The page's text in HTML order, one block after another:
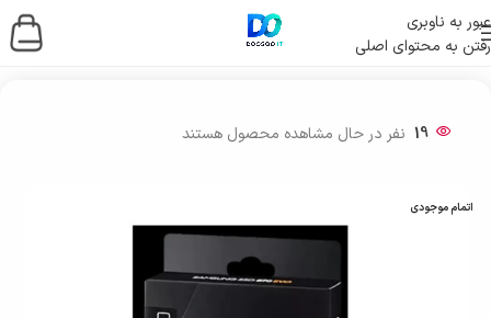
عبور به ناوبری
رفتن به محتوای اصلی
خانه/ ذخیره ساز اطلاعات
19 نفر در حال مشاهده محصول هستند
اتمام موجودی